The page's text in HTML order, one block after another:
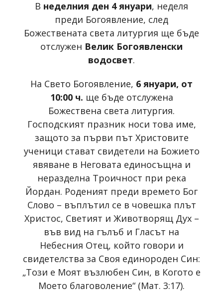
В неделния ден 4 януари, неделя
преди Богоявление, след
Божествената света литургия ще бъде
отслужен Велик Богоявленски
водосвет.
На Свето Богоявление, 6 януари, от
10:00 ч. ще бъде отслужена
Божествена света литургия.
Господският празник носи това име,
защото за първи път Христовите
ученици стават свидетели на Божието
явяване в Неговата единосъщна и
неразделна Троичност при река
Йордан. Роденият преди времето Бог
Слово – въплътил се в човешка плът
Христос, Светият и Животворящ Дух –
във вид на гълъб и Гласът на
Небесния Отец, който говори и
свидетелства за Своя единороден Син:
„Този е Моят възлюбен Син, в Когото е
Моето благоволение“ (Мат. 3:17).